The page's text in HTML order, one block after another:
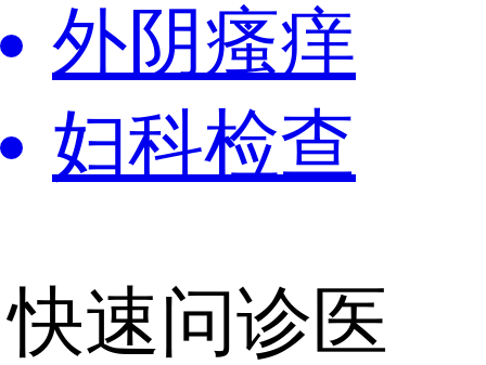
外阴瘙痒
妇科检查
快速问诊医